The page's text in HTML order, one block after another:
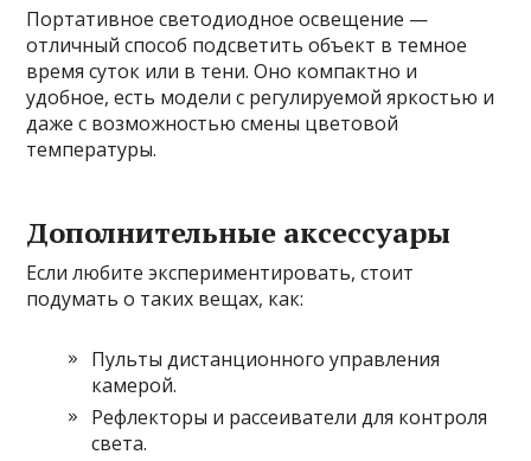
Портативное светодиодное освещение —
отличный способ подсветить объект в темное
время суток или в тени. Оно компактно и
удобное, есть модели с регулируемой яркостью и
даже с возможностью смены цветовой
температуры.
Дополнительные аксессуары
Если любите экспериментировать, стоит
подумать о таких вещах, как:
Пульты дистанционного управления
камерой.
Рефлекторы и рассеиватели для контроля
света.